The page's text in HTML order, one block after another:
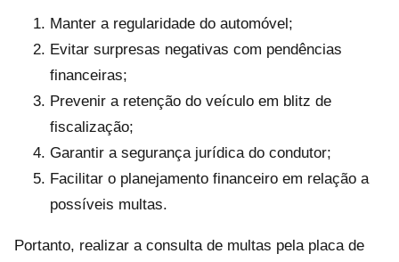
Manter a regularidade do automóvel;
Evitar surpresas negativas com pendências
financeiras;
Prevenir a retenção do veículo em blitz de
fiscalização;
Garantir a segurança jurídica do condutor;
Facilitar o planejamento financeiro em relação a
possíveis multas.
Portanto, realizar a consulta de multas pela placa de